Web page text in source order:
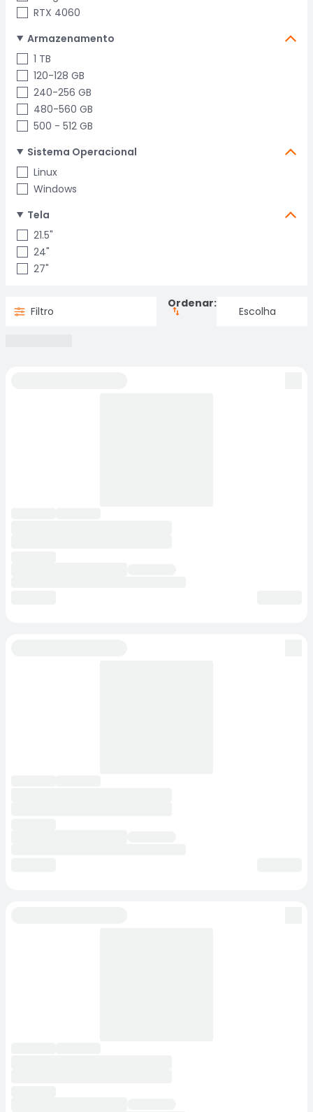
RTX 4060
Armazenamento
1 TB
120-128 GB
240-256 GB
480-560 GB
500 - 512 GB
Sistema Operacional
Linux
Windows
Tela
21.5"
24"
27"
Filtro
Ordenar: